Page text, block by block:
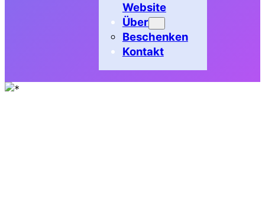
Website
Über
Beschenken
Kontakt